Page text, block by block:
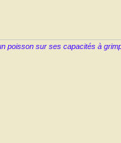
poisson sur ses capacités à